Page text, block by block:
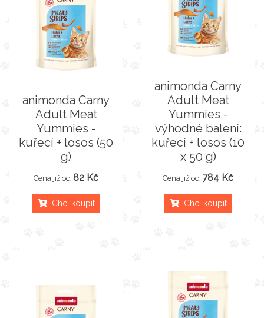
animonda Carny
Adult Meat
Yummies -
kuřecí + losos (50
g)
Cena již od 82 Kč
Chci koupit
animonda Carny
Adult Meat
Yummies -
výhodné balení:
kuřecí + losos (10
x 50 g)
Cena již od 784 Kč
Chci koupit